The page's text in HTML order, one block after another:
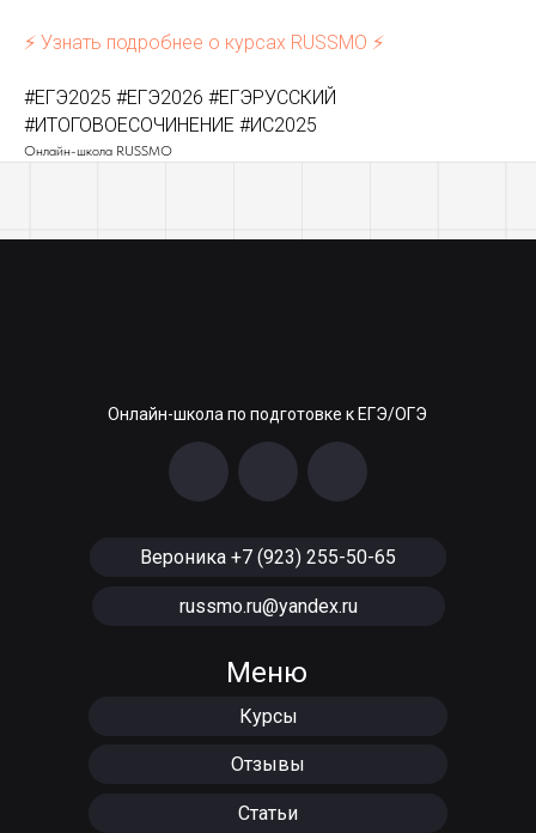
⚡️ Узнать подробнее о курсах RUSSMO ⚡️
#ЕГЭ2025 #ЕГЭ2026 #ЕГЭРУССКИЙ
#ИТОГОВОЕСОЧИНЕНИЕ #ИС2025
Онлайн-школа RUSSMO
Онлайн-школа по подготовке к ЕГЭ/ОГЭ
Вероника +7 (923) 255-50-65
russmo.ru@yandex.ru
Меню
Отзывы
Курсы
Статьи